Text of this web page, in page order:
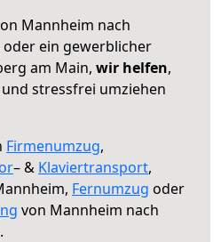
Mannheim nach
ein gewerblicher
am Main, wir helfen,
stressfrei umziehen
Firmenumzug,
– & Klaviertransport,
Fernumzug oder
von Mannheim nach